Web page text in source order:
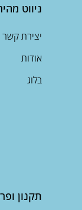
ניווט
יצירת קשר
אודות
בלוג
תקנון